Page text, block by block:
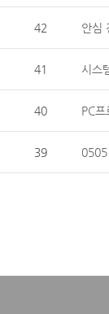
42 안심
41 시스
40 PC
39 0505